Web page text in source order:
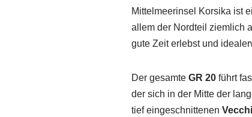
Mittelmeerinsel Korsika ist
allem der Nordteil ziemlich
gute Zeit erlebst und
Der gesamte GR 20 führt
der sich in der Mitte der
tief eingeschnittenen